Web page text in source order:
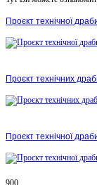
Проєкт технічної
Проєкт технічних
Проєкт технічної
900